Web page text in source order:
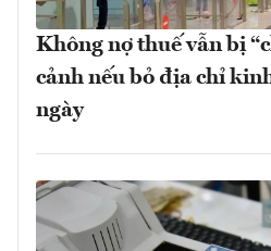
Không nợ thuế vẫn bị
cảnh nếu bỏ địa chỉ
ngày